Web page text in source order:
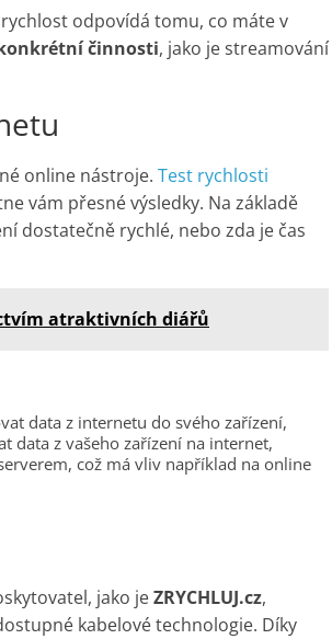
odpovídá tomu, co máte v
činnosti, jako je streamování
online nástroje. Test rychlosti
vám přesné výsledky. Na základě
dostatečně rychlé, nebo zda je čas
atraktivních diářů
data z internetu do svého zařízení,
data z vašeho zařízení na internet,
což má vliv například na online
jako jeZRYCHLUJ.cz,
kabelové technologie. Díky